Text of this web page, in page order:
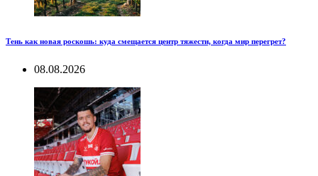
Тень как новая роскошь: куда смещается центр тяжести, когда мир перегрет?
08.08.2026